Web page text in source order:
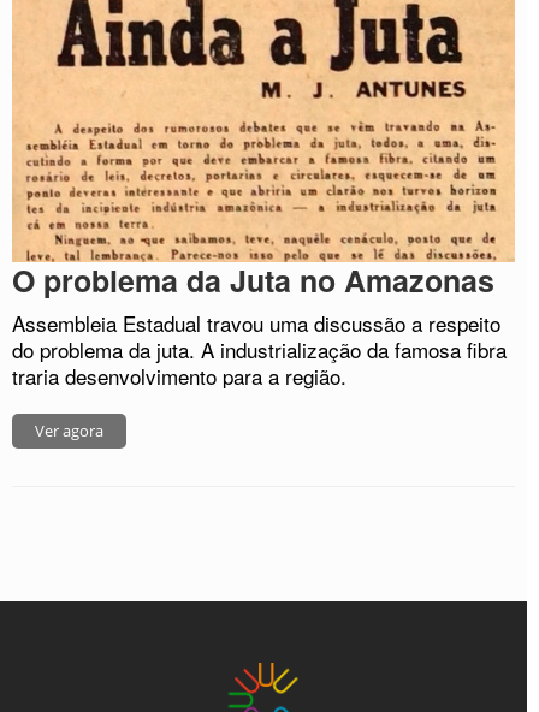
O problema da Juta no Amazonas
Assembleia Estadual travou uma discussão a respeito
do problema da juta. A industrialização da famosa fibra
traria desenvolvimento para a região.
Ver agora